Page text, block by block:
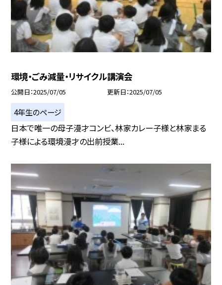
環境・ごみ減量・リサイクル講演会
公開日 2025/07/05 更新日 2025/07/05
4年生のページ
日本で唯一の母子漫才コンビ、林家カレー子様と林家まる
子様による環境漫才の出前授業...